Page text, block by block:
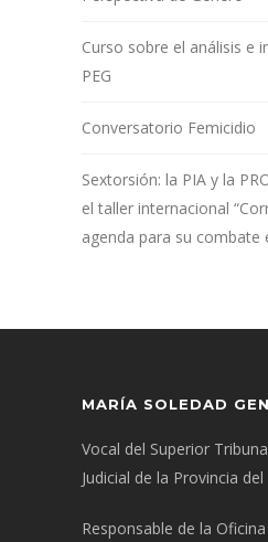
Curso sobre el análisis e
PEG
Conversatorio Femicidio
Sextorsión: la PIA y la
el taller internacional
agenda para su combate
MARÍA SOLEDAD
Vocal del Superior
Judicial de la Provincia
Responsable de la